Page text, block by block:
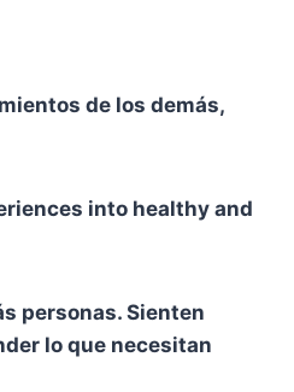
de los demás,
into healthy and
personas. Sienten
lo que necesitan